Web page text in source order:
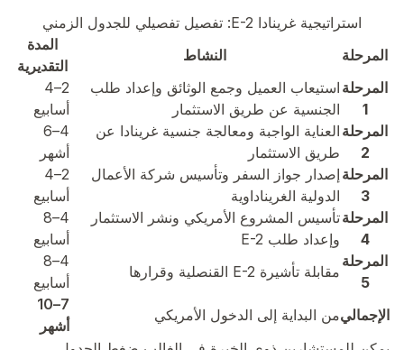
استراتيجية غرينادا E-2: تفصيل تفصيلي للجدول الزمني
المرحلة
النشاط
المدة
التقديرية
المرحلة
1
استيعاب العميل وجمع الوثائق وإعداد طلب
الجنسية عن طريق الاستثمار
2–4
أسابيع
المرحلة
2
العناية الواجبة ومعالجة جنسية غرينادا عن
طريق الاستثمار
4–6
أشهر
المرحلة
3
إصدار جواز السفر وتأسيس شركة الأعمال
الدولية الغريناداوية
2–4
أسابيع
المرحلة
4
تأسيس المشروع الأمريكي ونشر الاستثمار
وإعداد طلب E-2
4–8
أسابيع
المرحلة
5
مقابلة تأشيرة E-2 القنصلية وقرارها
4–8
أسابيع
الإجماليمن البداية إلى الدخول الأمريكي
7–10
أشهر